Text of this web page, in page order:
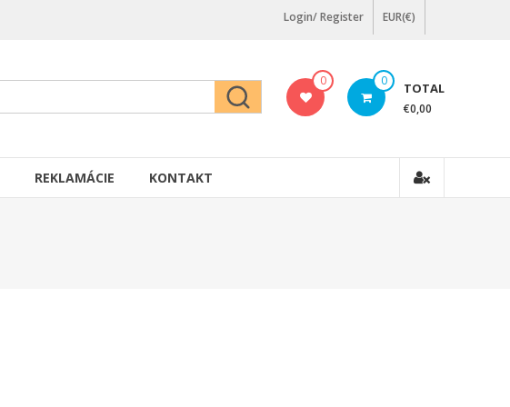
Login/ Register EUR(€)
0 0 TOTAL
€0,00
REKLAMÁCIE KONTAKT